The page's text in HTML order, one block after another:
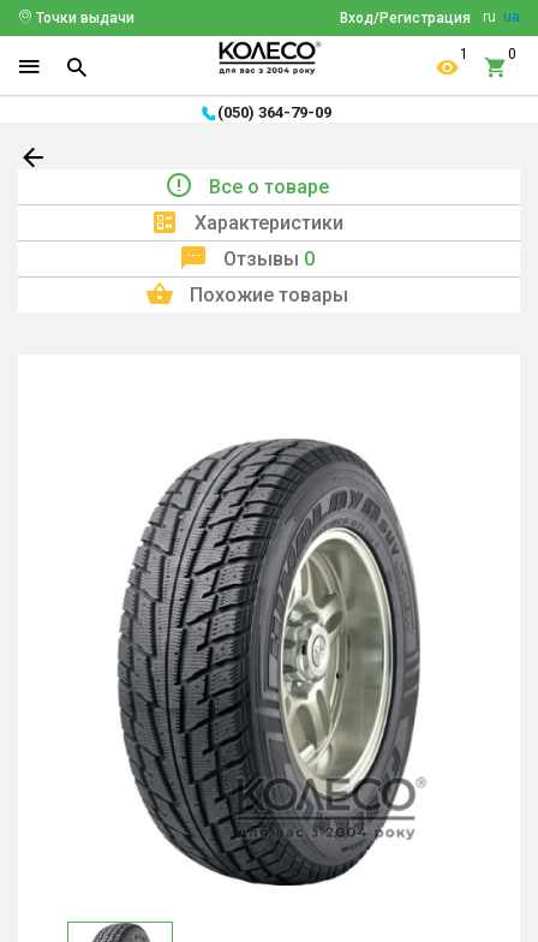
ru ua
Вход/Регистрация
Точки выдачи
1 0
(050) 364-79-09
Все о товаре
Характеристики
Отзывы 0
Похожие товары